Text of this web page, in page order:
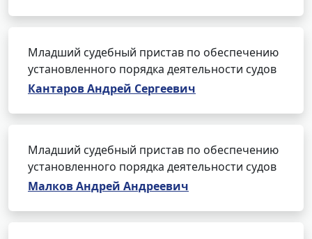
Младший судебный пристав по обеспечению
установленного порядка деятельности судов
Кантаров Андрей Сергеевич
Младший судебный пристав по обеспечению
установленного порядка деятельности судов
Малков Андрей Андреевич